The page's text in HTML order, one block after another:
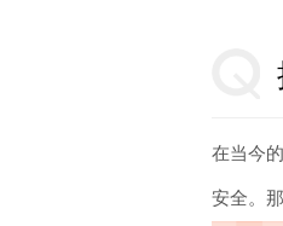
在当今
安全。